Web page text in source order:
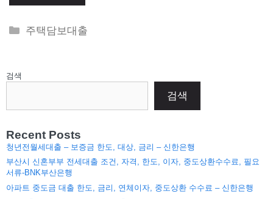
Categories
주택담보대출
검색
검색
Recent Posts
청년전월세대출 – 보증금 한도, 대상, 금리 – 신한은행
부산시 신혼부부 전세대출 조건, 자격, 한도, 이자, 중도상환수수료, 필요
서류-BNK부산은행
아파트 중도금 대출 한도, 금리, 연체이자, 중도상환 수수료 – 신한은행